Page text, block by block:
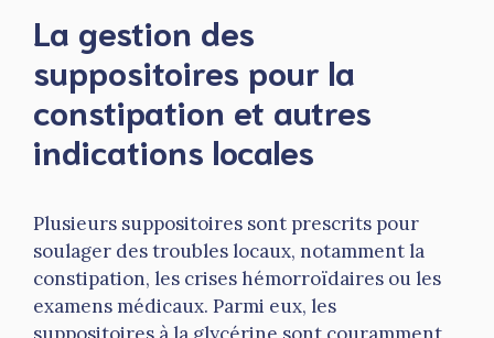
La gestion des
suppositoires pour la
constipation et autres
indications locales
Plusieurs suppositoires sont prescrits pour
soulager des troubles locaux, notamment la
constipation, les crises hémorroïdaires ou les
examens médicaux. Parmi eux, les